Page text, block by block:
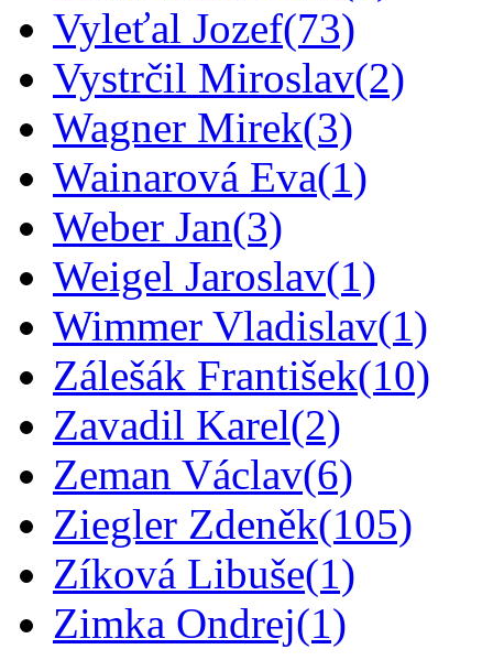
Vyleťal Jozef(73)
Vystrčil Miroslav(2)
Wagner Mirek(3)
Wainarová Eva(1)
Weber Jan(3)
Weigel Jaroslav(1)
Wimmer Vladislav(1)
Zálešák František(10)
Zavadil Karel(2)
Zeman Václav(6)
Ziegler Zdeněk(105)
Zíková Libuše(1)
Zimka Ondrej(1)